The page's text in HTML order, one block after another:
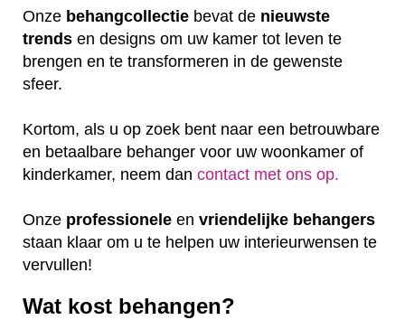
Onze behangcollectie bevat de nieuwste
trends en designs om uw kamer tot leven te
brengen en te transformeren in de gewenste
sfeer.
Kortom, als u op zoek bent naar een betrouwbare
en betaalbare behanger voor uw woonkamer of
kinderkamer, neem dan contact met ons op.
Onze professionele en vriendelijke behangers
staan klaar om u te helpen uw interieurwensen te
vervullen!
Wat kost behangen?